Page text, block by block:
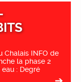
Chalais INFO de
la phase 2
: Degré